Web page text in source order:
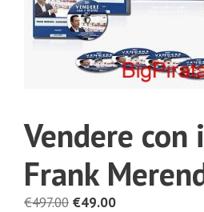
Vendere con
Frank
€497.00 Il
€49.00Il